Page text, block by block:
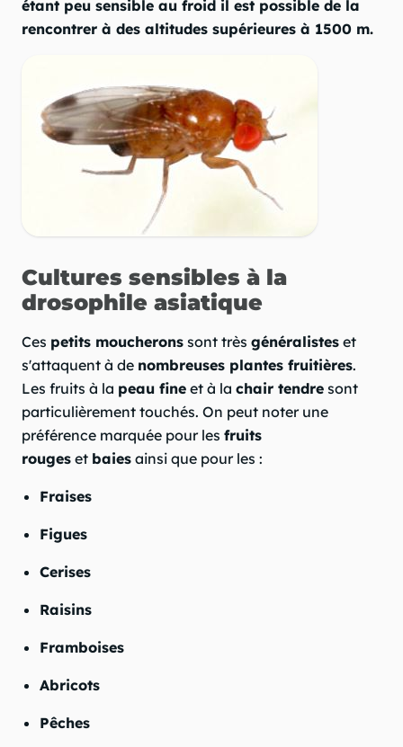
étant peu sensible au froid il est possible de la
rencontrer à des altitudes supérieures à 1500 m.
Cultures sensibles à la
drosophile asiatique
Ces petits moucherons sont très généralistes et
s'attaquent à de nombreuses plantes fruitières.
Les fruits à la peau fine et à la chair tendre sont
particulièrement touchés. On peut noter une
préférence marquée pour les fruits
rouges et baies ainsi que pour les :
Fraises
Figues
Cerises
Raisins
Framboises
Abricots
Pêches